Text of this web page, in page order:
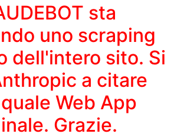
sta
uno scraping
dell'intero sito. Si
a citare
Web App
Grazie.